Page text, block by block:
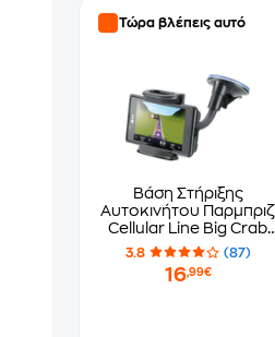
Τώρα βλέπεις αυτό
Βάση Στήριξης
Αυτοκινήτου Παρμπριζ
Cellular Line Big Crab
Με Βεντούζα - Μαύρο
3.8 (87)
16,99€